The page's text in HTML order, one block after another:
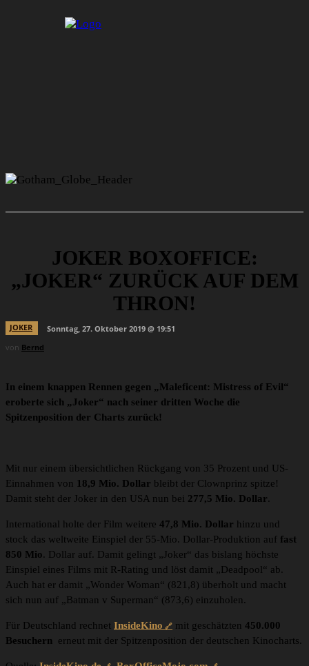
JOKER BOXOFFICE:
„JOKER“ ZURÜCK AUF DEM
THRON!
JOKER
Sonntag, 27. Oktober 2019 @ 19:51
von Bernd
In einem knappen Rennen gegen „Maleficent: Mistress of Evil“
eroberte sich „Joker“ nach seiner dritten Woche die
Spitzenposition der Charts zurück!
Mit nur einem übersichtlichen Rückgang von 35 Prozent und US-
Einnahmen von 18,9 Mio. Dollar bleibt der Clownprinz spitze!
Damit steht der Joker in den USA nun bei 277,5 Mio. Dollar.
International holte der Film weitere 47,8 Mio. Dollar hinzu und
stock das weltweite Einspiel der 55-Mio. Dollar-Produktion auf fast
850 Mio. Dollar auf. Damit gelingt „Joker“ das bislang höchste
Einspiel eines Films mit R-Rating und löst damit „Deadpool“ ab.
Auch hat er damit „Wonder Woman“ (821,8) überholt und macht
sich nun auf „Batman v Superman“ (873,6) einzuholen.
Für Deutschland rechnet InsideKino mit geschätzten 450.000
Besuchern erneut mit der Spitzenposition der deutschen Kinocharts.